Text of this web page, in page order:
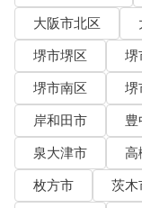
大阪市北区
堺市堺区
堺
堺市南区
堺
岸和田市
豊
泉大津市
高
枚方市
茨木